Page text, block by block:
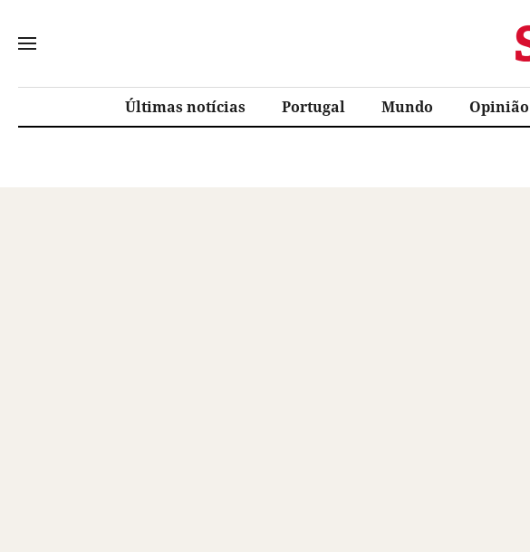
Últimas notícias Portugal Mundo Opinião